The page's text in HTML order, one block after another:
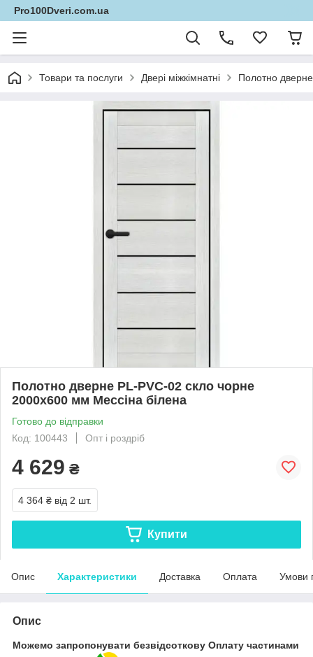
Pro100Dveri.com.ua
Товари та послуги Двері міжкімнатні Полотно
Полотно дверне PL-PVC-02 скло чорне
2000х600 мм Мессіна білена
Готово до відправки
Код: 100443
Опт і роздріб
4 629 ₴
4 364 ₴ від 2 шт.
Купити
Опис Характеристики Доставка Оплата Умови
Опис
Можемо запропонувати безвідсоткову Оплату частинами